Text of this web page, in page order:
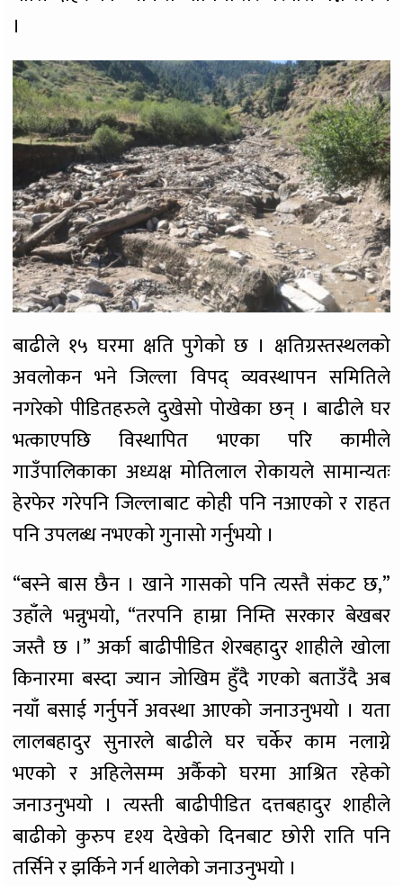
।
बाढीले १५ घरमा क्षति पुगेको छ । क्षतिग्रस्तस्थलको
अवलोकन भने जिल्ला विपद् व्यवस्थापन समितिले
नगरेको पीडितहरुले दुखेसो पोखेका छन् । बाढीले घर
भत्काएपछि विस्थापित भएका परि कामीले
गाउँपालिकाका अध्यक्ष मोतिलाल रोकायले सामान्यतः
हेरफेर गरेपनि जिल्लाबाट कोही पनि नआएको र राहत
पनि उपलब्ध नभएको गुनासो गर्नुभयो ।
“बस्ने बास छैन । खाने गासको पनि त्यस्तै संकट छ,”
उहाँले भन्नुभयो, “तरपनि हाम्रा निम्ति सरकार बेखबर
जस्तै छ ।” अर्का बाढीपीडित शेरबहादुर शाहीले खोला
किनारमा बस्दा ज्यान जोखिम हुँदै गएको बताउँदै अब
नयाँ बसाई गर्नुपर्ने अवस्था आएको जनाउनुभयो । यता
लालबहादुर सुनारले बाढीले घर चर्केर काम नलाग्ने
भएकाे र अहिलेसम्म अर्कैकाे घरमा आश्रित रहेकाे
जनाउनुभयाे । त्यस्ती बाढीपीडित दत्तबहादुर शाहीले
बाढीको कुरुप दृश्य देखेको दिनबाट छोरी राति पनि
तर्सिने र झर्किने गर्न थालेको जनाउनुभयो ।